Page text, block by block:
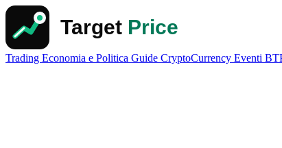
Trading Economia e Politica Guide CryptoCurrency Eventi